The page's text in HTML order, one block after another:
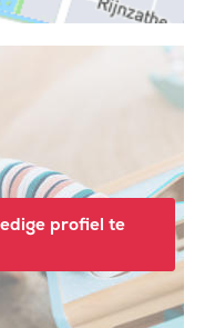
profiel te